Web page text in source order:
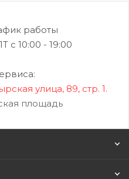
работы
с 10:00 - 19:00
улица, 89, стр. 1.
площадь